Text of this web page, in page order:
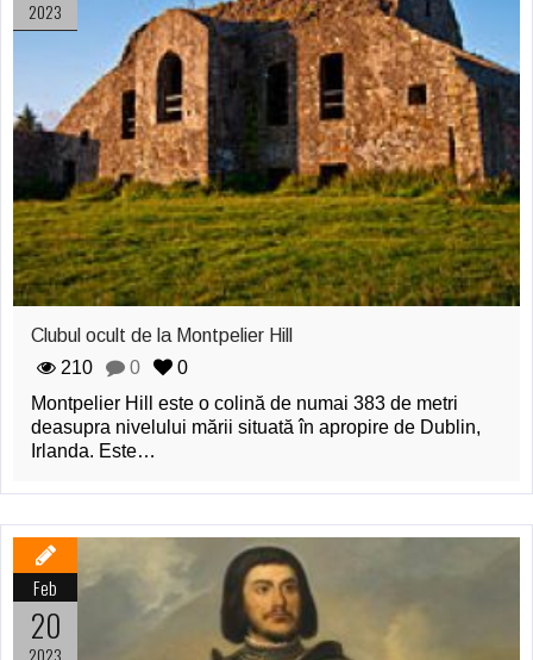
2023
Clubul ocult de la Montpelier Hill
210
0
0
Montpelier Hill este o colină de numai 383 de metri
deasupra nivelului mării situată în apropire de Dublin,
Irlanda. Este…
Feb
20
2023